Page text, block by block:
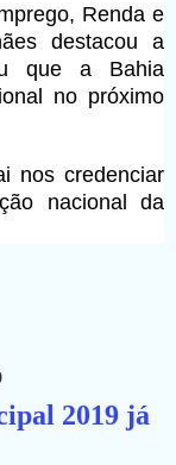
Renda e
destacou a
que a Bahia
no próximo
nos credenciar
nacional da
2019 já